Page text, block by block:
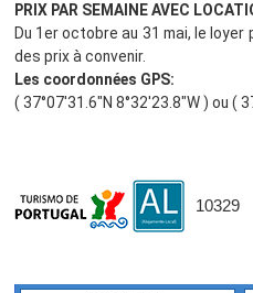
PRIX PAR SEMAINE AVEC
Du 1er octobre au 31 mai, le
des prix à convenir.
Les coordonnées GPS:
( 37°07'31.6"N 8°32'23.8"W ) ou (
10329